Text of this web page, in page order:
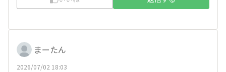
まーたん
2026/07/02 18:03